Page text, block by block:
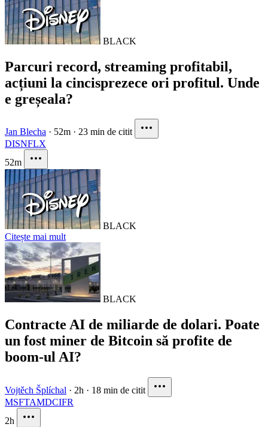
BLACK
Parcuri record, streaming profitabil,
acțiuni la cincisprezece ori profitul. Unde
e greșeala?
Jan Blecha · 52m · 23 min de citit
DISNFLX
52m
BLACK
Citește mai mult
BLACK
Contracte AI de miliarde de dolari. Poate
un fost miner de Bitcoin să profite de
boom-ul AI?
Vojtěch Šplíchal · 2h · 18 min de citit
MSFTAMDCIFR
2h